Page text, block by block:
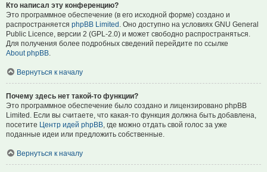
Кто написал эту конференцию?
Это программное обеспечение (в его исходной форме) создано и
распространяется phpBB Limited . Оно доступно на условиях GNU General
Public Licence, версии 2 (GPL-2.0) и может свободно распространяться.
Для получения более подробных сведений перейдите по ссылке
About phpBB
Вернуться к началу
Почему здесь нет такой-то функции?
Это программное обеспечение было создано и лицензировано phpBB
Limited. Если вы считаете, что какая-то функция должна быть добавлена,
посетите Центр идей phpBB , где можно отдать свой голос за уже
поданные идеи или предложить собственные.
Вернуться к началу